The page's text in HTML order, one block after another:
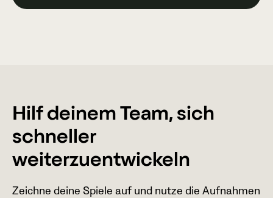
Hilf deinem Team, sich
schneller
weiterzuentwickeln
Zeichne deine Spiele auf und nutze die Aufnahmen